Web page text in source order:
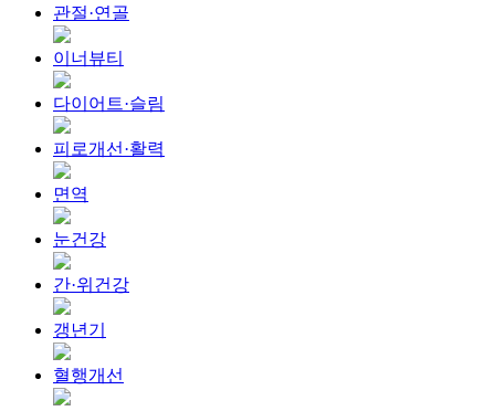
관절·연골
이너뷰티
다이어트·슬림
피로개선·활력
면역
눈건강
간·위건강
갱년기
혈행개선